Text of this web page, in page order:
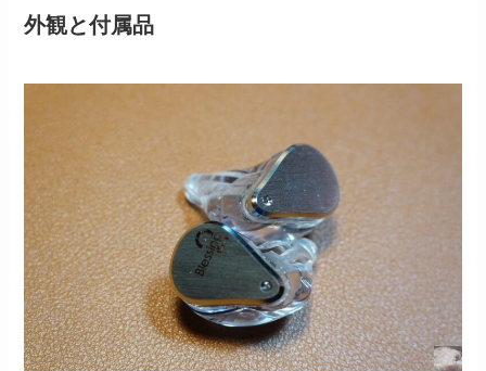
外観と付属品